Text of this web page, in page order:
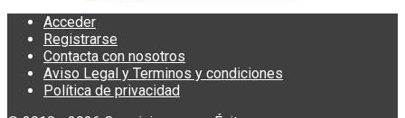
Acceder
Registrarse
Contacta con nosotros
Aviso Legal y Terminos y condiciones
Política de privacidad